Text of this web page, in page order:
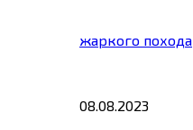
жаркого похода
08.08.2023